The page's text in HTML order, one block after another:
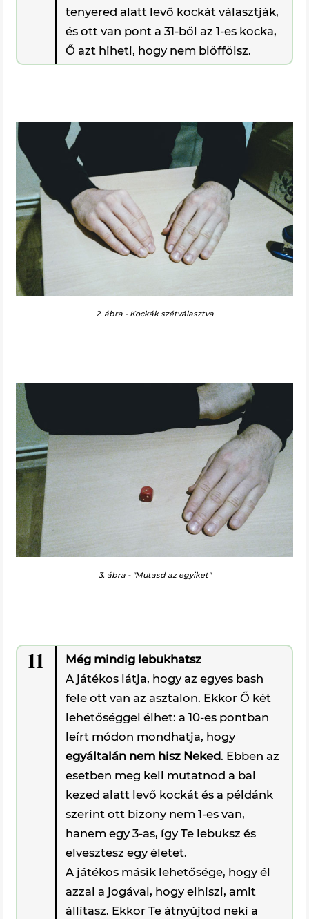
tenyered alatt levő kockát választják,
és ott van pont a 31-ből az 1-es kocka,
Ő azt hiheti, hogy nem blöffölsz.
2. ábra - Kockák szétválasztva
3. ábra - "Mutasd az egyiket"
11
Még mindig lebukhatsz
A játékos látja, hogy az egyes bash
fele ott van az asztalon. Ekkor Ő két
lehetőséggel élhet: a 10-es pontban
leírt módon mondhatja, hogy
egyáltalán nem hisz Neked. Ebben az
esetben meg kell mutatnod a bal
kezed alatt levő kockát és a példánk
szerint ott bizony nem 1-es van,
hanem egy 3-as, így Te lebuksz és
elvesztesz egy életet.
A játékos másik lehetősége, hogy él
azzal a jogával, hogy elhiszi, amit
állítasz. Ekkor Te átnyújtod neki a